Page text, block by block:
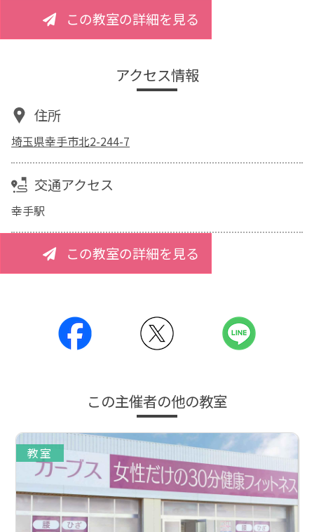
この教室の詳細を見る
アクセス情報
住所
埼玉県幸手市北2-244-7
交通アクセス
幸手駅
この教室の詳細を見る
この主催者の他の教室
教室